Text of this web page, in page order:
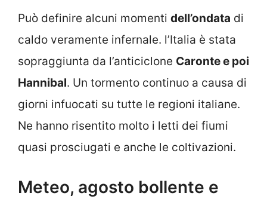
Può definire alcuni momenti dell’ondata di
caldo veramente infernale. l’Italia è stata
sopraggiunta da l’anticiclone Caronte e poi
Hannibal. Un tormento continuo a causa di
giorni infuocati su tutte le regioni italiane.
Ne hanno risentito molto i letti dei fiumi
quasi prosciugati e anche le coltivazioni.
Meteo, agosto bollente e